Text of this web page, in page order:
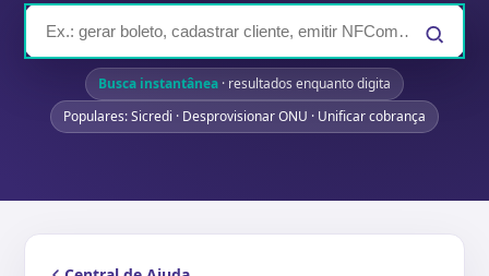
Busca instantânea · resultados enquanto digita
Populares: Sicredi · Desprovisionar ONU · Unificar cobrança